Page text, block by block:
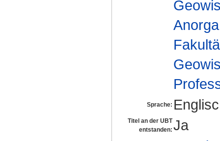
Sprache:
Titel an der UBT
entstanden: Ja